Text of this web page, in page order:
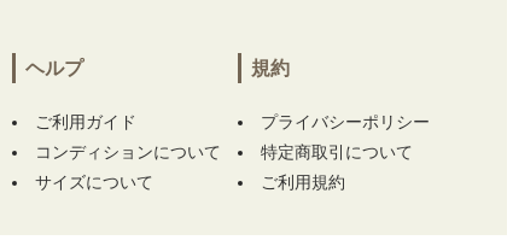
BRIDGESTONE GOLF パンツ 88cm 青 薄手
春夏 TOUR B】 をお買い上げ!!ありがとうござ
います！
ヘルプ
ご利用ガイド
コンディションについて
サイズについて
規約
プライバシーポリシー
特定商取引について
ご利用規約